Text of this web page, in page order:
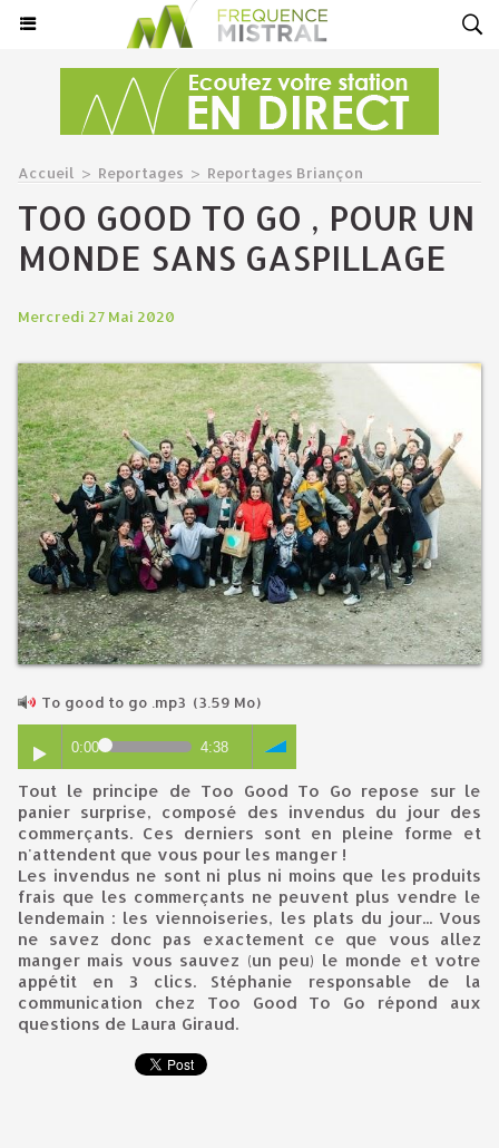
Accueil > Reportages > Reportages Briançon
TOO GOOD TO GO , POUR UN
MONDE SANS GASPILLAGE
Mercredi 27 Mai 2020
To good to go .mp3 (3.59 Mo)
0:00 4:38
Tout le principe de Too Good To Go repose sur le
panier surprise, composé des invendus du jour des
commerçants. Ces derniers sont en pleine forme et
n'attendent que vous pour les manger !
Les invendus ne sont ni plus ni moins que les produits
frais que les commerçants ne peuvent plus vendre le
lendemain : les viennoiseries, les plats du jour... Vous
ne savez donc pas exactement ce que vous allez
manger mais vous sauvez (un peu) le monde et votre
appétit en 3 clics. Stéphanie responsable de la
communication chez Too Good To Go répond aux
questions de Laura Giraud.